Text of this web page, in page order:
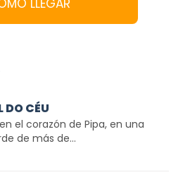
LLEGAR
DO CÉU
el corazón de Pipa, en una
de más de...